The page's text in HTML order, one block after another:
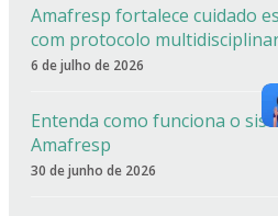
Amafresp fortalece cuidado
com protocolo multidisciplinar
6 de julho de 2026
Entenda como funciona o
Amafresp
30 de junho de 2026